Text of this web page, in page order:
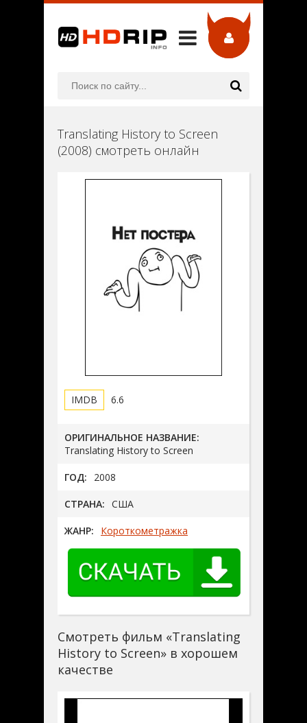
Translating History to Screen
(2008) смотреть онлайн
6.6
ОРИГИНАЛЬНОЕ НАЗВАНИЕ:
Translating History to Screen
ГОД: 2008
СТРАНА: США
ЖАНР: Короткометражка
Смотреть фильм «Translating
History to Screen» в хорошем
качестве